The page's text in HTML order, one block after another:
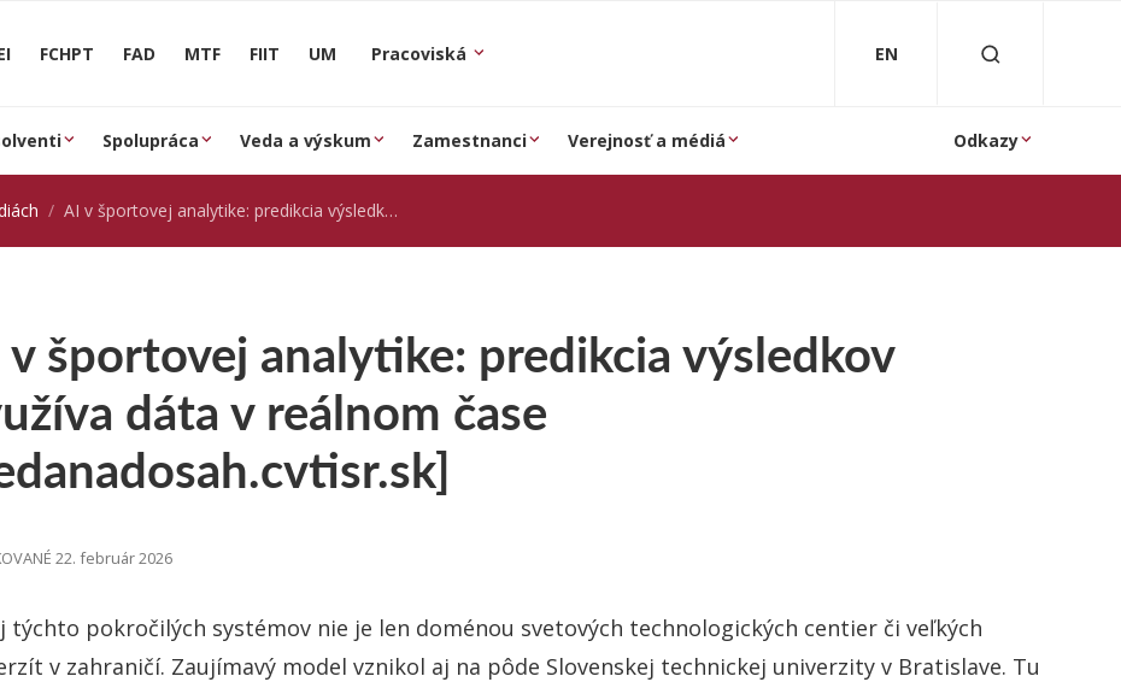
FCHPT FAD MTF FIIT UM Pracoviská EN
Spolupráca Veda a výskum Zamestnanci Verejnosť a médiá Odkazy
AI v športovej analytike: predikcia výsledkov využíva dáta v reálnom čase [vedanadosah.cvtisr.sk]
športovej analytike: predikcia výsledkov
dáta v reálnom čase
22. február 2026
týchto pokročilých systémov nie je len doménou svetových technologických centier či veľkých
v zahraničí. Zaujímavý model vznikol aj na pôde Slovenskej technickej univerzity v Bratislave. Tu